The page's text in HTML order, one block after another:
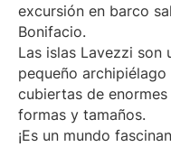
excursión en barco
Bonifacio.
Las islas Lavezzi son
pequeño
cubiertas de
formas y tamaños.
¡Es un mundo